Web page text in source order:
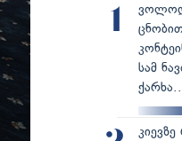
1
სამ